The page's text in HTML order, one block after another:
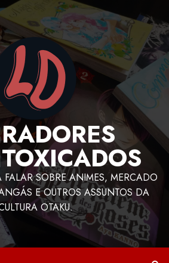
SOBRE ANIMES, MERCADO
E OUTROS ASSUNTOS DA
OTAKU.